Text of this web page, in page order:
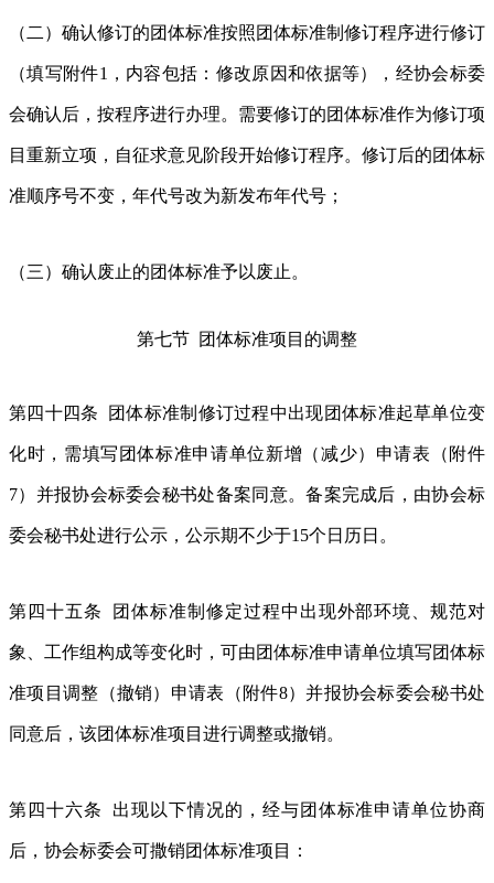
（二）确认修订的团体标准按照团体标准制修订程序进行修订
（填写附件1，内容包括：修改原因和依据等），经协会标委
会确认后，按程序进行办理。需要修订的团体标准作为修订项
目重新立项，自征求意见阶段开始修订程序。修订后的团体标
准顺序号不变，年代号改为新发布年代号；
（三）确认废止的团体标准予以废止。
第七节 团体标准项目的调整
第四十四条 团体标准制修订过程中出现团体标准起草单位变
化时，需填写团体标准申请单位新增（减少）申请表（附件
7）并报协会标委会秘书处备案同意。备案完成后，由协会标
委会秘书处进行公示，公示期不少于15个日历日。
第四十五条 团体标准制修定过程中出现外部环境、规范对
象、工作组构成等变化时，可由团体标准申请单位填写团体标
准项目调整（撤销）申请表（附件8）并报协会标委会秘书处
同意后，该团体标准项目进行调整或撤销。
第四十六条 出现以下情况的，经与团体标准申请单位协商
后，协会标委会可撒销团体标准项目：